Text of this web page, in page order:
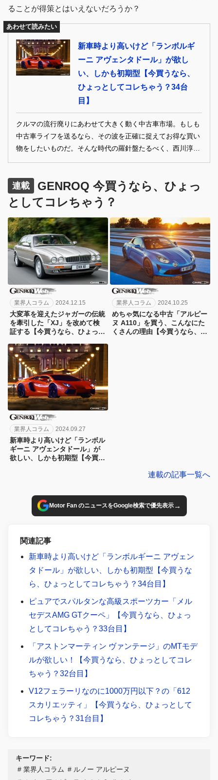
ることが得策とはいえないだろうか？
あわせて読みたい
新車時より高いけど「ランボルギ
ーニ アヴェンタドール」が欲し
い、しかも初期型【今買うなら、
ひょっとしてコレちゃう？34台
目】
クルマの流行廃りにあわせて大きく動く中古車市場。もしも
中古車ライフを送るなら、その波を正確に捉えてお得な買い
物をしたいものだ。そんな時代の羅針盤たるべく、西川淳が
た「アヴェンタドール」、その初期型である。
連載
GENROQ 今買うなら、ひょっ
としてコレちゃう？
業界人コラム 2024.12.15
大変革を迎えたジャガーの伝統
を牽引した「XJ」を改めて検
証する【今買うなら、ひょっと
業界人コラム 2024.10.25
めちゃ気になる中古「アルピー
ヌ A110」を買う、こんなにた
くさんの理由【今買うなら、ひ
業界人コラム 2024.09.27
新車時より高いけど「ランボル
ギーニ アヴェンタドール」が
欲しい、しかも初期型【今買う
連載の記事一覧へ
Motor Fan のニュースをGoogle検索で優先表示→
関連記事
新車時より高いけど「ランボルギーニ アヴェン
タドール」が欲しい、しかも初期型【今買うな
ら、ひょっとしてコレちゃう？34台目】
ピュアでスパルタンな高級スポーツカー「メル
セデスAMG GTクーペ」【今買うなら、ひょっ
としてコレちゃう？33台目】
「アストンマーティン ヴァンテージ」のMTモデ
ルが欲しい！【今買うなら、ひょっとしてコレ
ちゃう？32台目】
V12フェラーリなのに1000万円以下？の「612
スカリエッティ」【今買うなら、ひょっとして
コレちゃう？31台目】
キーワード:
業界人コラム
ルノー アルピーヌ